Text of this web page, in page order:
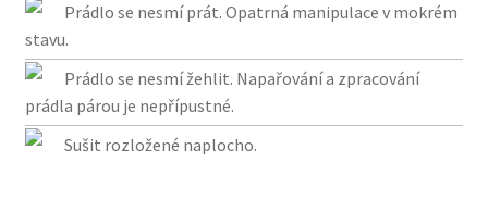
Prádlo se nesmí prát. Opatrná manipulace v mokrém
stavu.
Prádlo se nesmí žehlit. Napařování a zpracování
prádla párou je nepřípustné.
Sušit rozložené naplocho.